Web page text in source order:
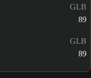
GLB
89
GLB
89